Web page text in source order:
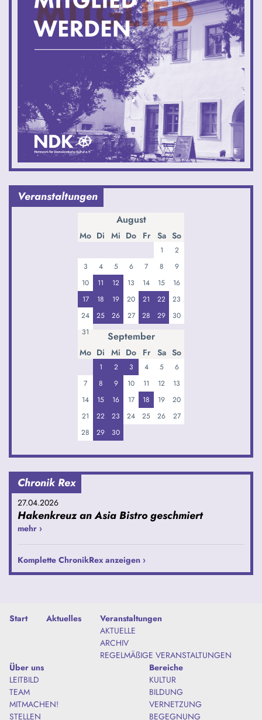
Veranstaltungen
August
Mo Di Mi Do Fr Sa So
1
2
3
4 5 6 7 8
9
10
11 12 13 14 15
16
17
18 19 20 21 22
23
24
25 26 27 28 29
30
31
September
Mo Di Mi Do Fr Sa So
1 2 3 4 5
6
7
8 9 10 11 12
13
14
15 16 17 18 19
20
21
22 23 24 25 26
27
28
29 30
Chronik Rex
27.04.2026
Hakenkreuz an Asia Bistro geschmiert
mehr ›
Komplette ChronikRex anzeigen ›
Start Aktuelles
Veranstaltungen
AKTUELLE
ARCHIV
REGELMÄßIGE VERANSTALTUNGEN
Über uns
LEITBILD
TEAM
MITMACHEN!
STELLEN
Bereiche
KULTUR
BILDUNG
VERNETZUNG
BEGEGNUNG